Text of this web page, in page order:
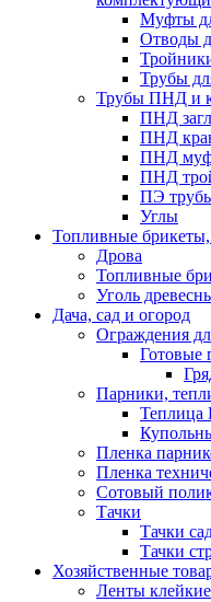
Муфты
Отводы
Трубы
Трубы ПНД и
ПНД
ПНД
ПНД
ПНД
ПЭ
Углы
Топливные брикеты,
Дрова
Топливные
Уголь
Дача, сад и огород
Ограждения
Готовые
Парники,
Теплица
Пленка
Пленка
Сотовый
Тачки
Тачки
Тачки
Хозяйственные
Ленты клейкие